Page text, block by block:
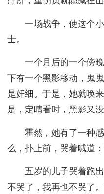
一场战争，使这个
士。
一个月后的一个傍
下有一个黑影移动，鬼
是奸细。于是，她就唤
是，定睛看时，黑影又
霍然，她有了一种
么，扑上前，哭着喊道
五岁的儿子哭着跑
不哭了，我再也不哭了。